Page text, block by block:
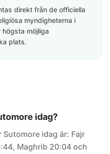
direkt från de officiella
myndigheterna i
möjliga
plats.
idag?
idag är: Fajr
Maghrib 20:04 och